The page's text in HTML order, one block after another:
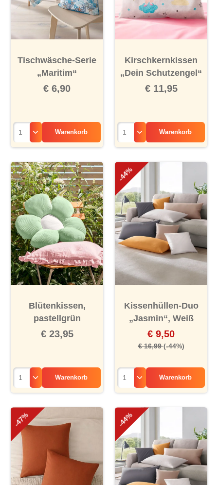
Tischwäsche-Serie
„Maritim“
€ 6,90
Warenkorb
Kirschkernkissen
„Dein Schutzengel“
€ 11,95
Warenkorb
Blütenkissen,
pastellgrün
€ 23,95
Warenkorb
-44%
Kissenhüllen-Duo
„Jasmin“, Weiß
€ 9,50
€ 16,99(-44%)
Warenkorb
-47% -44%